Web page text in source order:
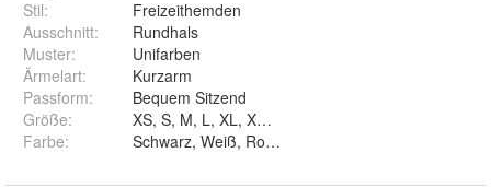
Stil:
Freizeithemden
Ausschnitt:
Rundhals
Muster:
Unifarben
Ärmelart:
Kurzarm
Passform:
Bequem Sitzend
Größe:
Farbe: